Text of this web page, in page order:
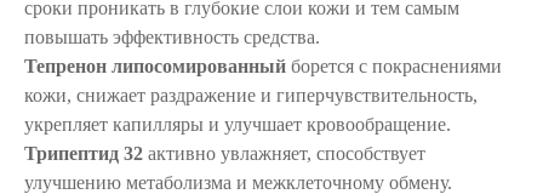
сроки проникать в глубокие слои кожи и тем самым
повышать эффективность средства.
Тепренон липосомированный борется с покраснениями
кожи, снижает раздражение и гиперчувствительность,
укрепляет капилляры и улучшает кровообращение.
Трипептид 32 активно увлажняет, способствует
улучшению метаболизма и межклеточному обмену.